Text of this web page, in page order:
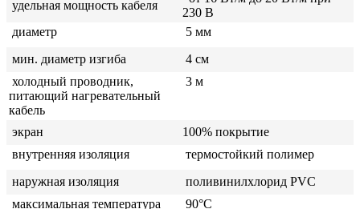
удельная мощность кабеля
230 В
диаметр
5 мм
мин. диаметр изгиба
4 см
холодный проводник,
питающий нагревательный
кабель
3 м
экран
100% покрытие
внутренняя изоляция
термостойкий полимер
наружная изоляция
поливинилхлорид PVC
максимальная температура
90°C